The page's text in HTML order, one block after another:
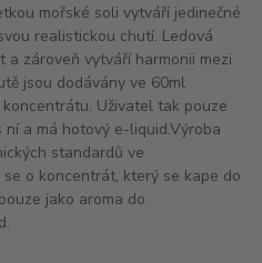
mořské soli vytváří jedinečné
realistickou chutí. Ledová
a zároveň vytváří harmonii mezi
jsou dodávány ve 60ml
Uživatel tak pouze
a má hotový e-liquid.Výroba
standardů ve
o koncentrát, který se kape do
jako aroma do